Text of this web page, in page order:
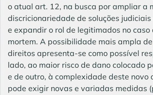
o atual art. 12, na busca por ampliar a
discricionariedade de soluções
e expandir o rol de legitimados no
mortem. A possibilidade mais ampla
direitos apresenta-se como possível
lado, ao maior risco de dano colocado
e de outro, à complexidade deste novo
pode exigir novas e variadas medidas